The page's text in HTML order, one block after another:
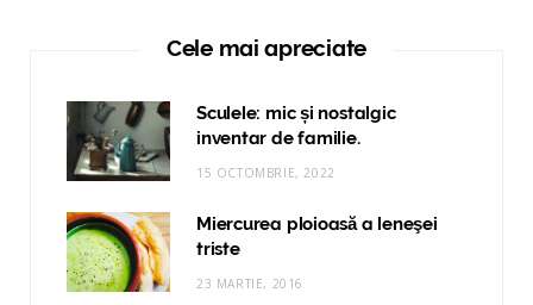
Cele mai apreciate
Sculele: mic și nostalgic
inventar de familie.
15 OCTOMBRIE, 2022
Miercurea ploioasă a leneşei
triste
23 MARTIE, 2016